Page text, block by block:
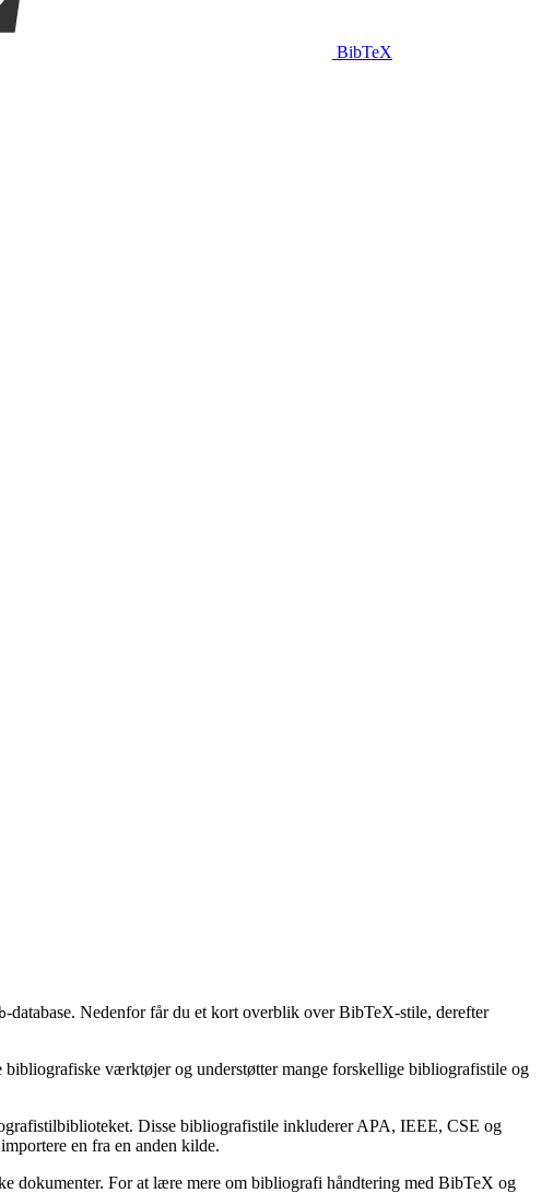
BibTeX
-database. Nedenfor får du et kort overblik over BibTeX-stile, derefter
værktøjer og understøtter mange forskellige bibliografistile og
Disse bibliografistile inkluderer APA, IEEE, CSE og
en fra en anden kilde.
dokumenter. For at lære mere om bibliografi håndtering med BibTeX og